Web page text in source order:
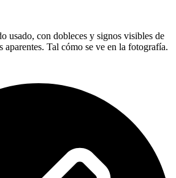
usado, con dobleces y signos visibles de
aparentes. Tal cómo se ve en la fotografía.